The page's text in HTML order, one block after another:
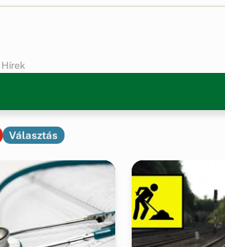
Hírek
Választás